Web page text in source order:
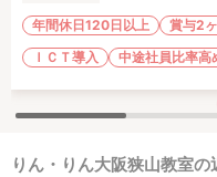
年間休日120日以上 賞与2
ＩＣＴ導入
中途社員比率高
りん・りん大阪狭山教室